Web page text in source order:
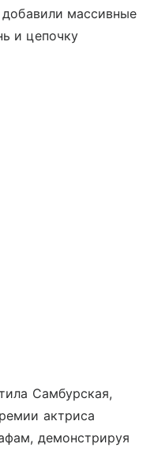
добавили массивные
и цепочку
Самбурская,
актриса
демонстрируя